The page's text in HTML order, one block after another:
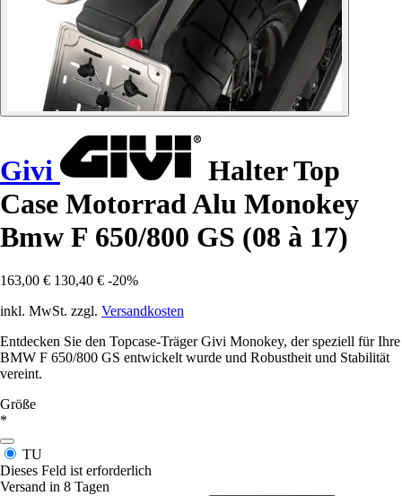
Givi
Halter Top
Case Motorrad Alu Monokey
Bmw F 650/800 GS (08 à 17)
163,00 € 130,40 € -20%
inkl. MwSt. zzgl. Versandkosten
Entdecken Sie den Topcase-Träger Givi Monokey, der speziell für Ihre
BMW F 650/800 GS entwickelt wurde und Robustheit und Stabilität
vereint.
Größe
*
TU
Dieses Feld ist erforderlich
Versand in 8 Tagen